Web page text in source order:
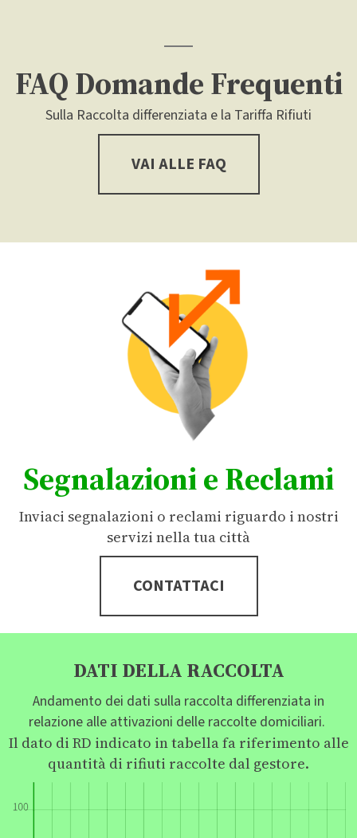
FAQ Domande Frequenti
Sulla Raccolta differenziata e la Tariffa Rifiuti
VAI ALLE FAQ
Segnalazioni e Reclami
Inviaci segnalazioni o reclami riguardo i nostri
servizi nella tua città
CONTATTACI
DATI DELLA RACCOLTA
Andamento dei dati sulla raccolta differenziata in
relazione alle attivazioni delle raccolte domiciliari.
Il dato di RD indicato in tabella fa riferimento alle
quantità di rifiuti raccolte dal gestore.